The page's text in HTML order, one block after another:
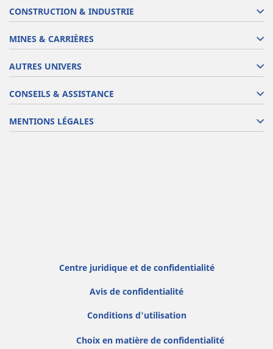
CONSTRUCTION & INDUSTRIE
MINES & CARRIÈRES
AUTRES UNIVERS
CONSEILS & ASSISTANCE
MENTIONS LÉGALES
Centre juridique et de confidentialité
Avis de confidentialité
Conditions d'utilisation
Choix en matière de confidentialité